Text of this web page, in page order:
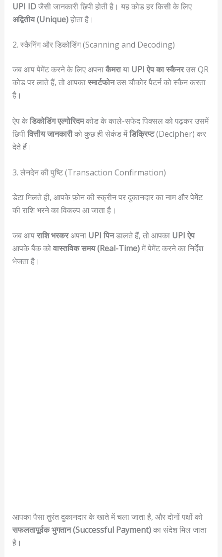
UPI IDजैसी जानकारी छिपी होती है। यह कोड हर किसी के लिए
अद्वितीय (Unique)होता है।
2. स्कैनिंग और डिकोडिंग (Scanning and Decoding)
जब आप पेमेंट करने के लिए अपनाकैमराया UPI ऐप का स्कैनरउस QR
कोड पर लाते हैं, तो आपकास्मार्टफोनउस चौकोर पैटर्न को स्कैन करता
है।
ऐप केडिकोडिंग एल्गोरिदमकोड के काले-सफेद पिक्सल को पढ़कर उसमें
छिपीवित्तीय जानकारीको कुछ ही सेकंड मेंडिक्रिप्ट(Decipher) कर
देते हैं।
3. लेनदेन की पुष्टि (Transaction Confirmation)
डेटा मिलते ही, आपके फ़ोन की स्क्रीन पर दुकानदार का नाम और पेमेंट
की राशि भरने का विकल्प आ जाता है।
जब आपराशि भरकरअपना UPI पिनडालते हैं, तो आपका UPI ऐप
आपके बैंक कोवास्तविक समय (Real-Time)में पेमेंट करने का निर्देश
भेजता है।
आपका पैसा तुरंत दुकानदार के खाते में चला जाता है, और दोनों पक्षों को
सफलतापूर्वक भुगतान (Successful Payment)का संदेश मिल जाता
है।